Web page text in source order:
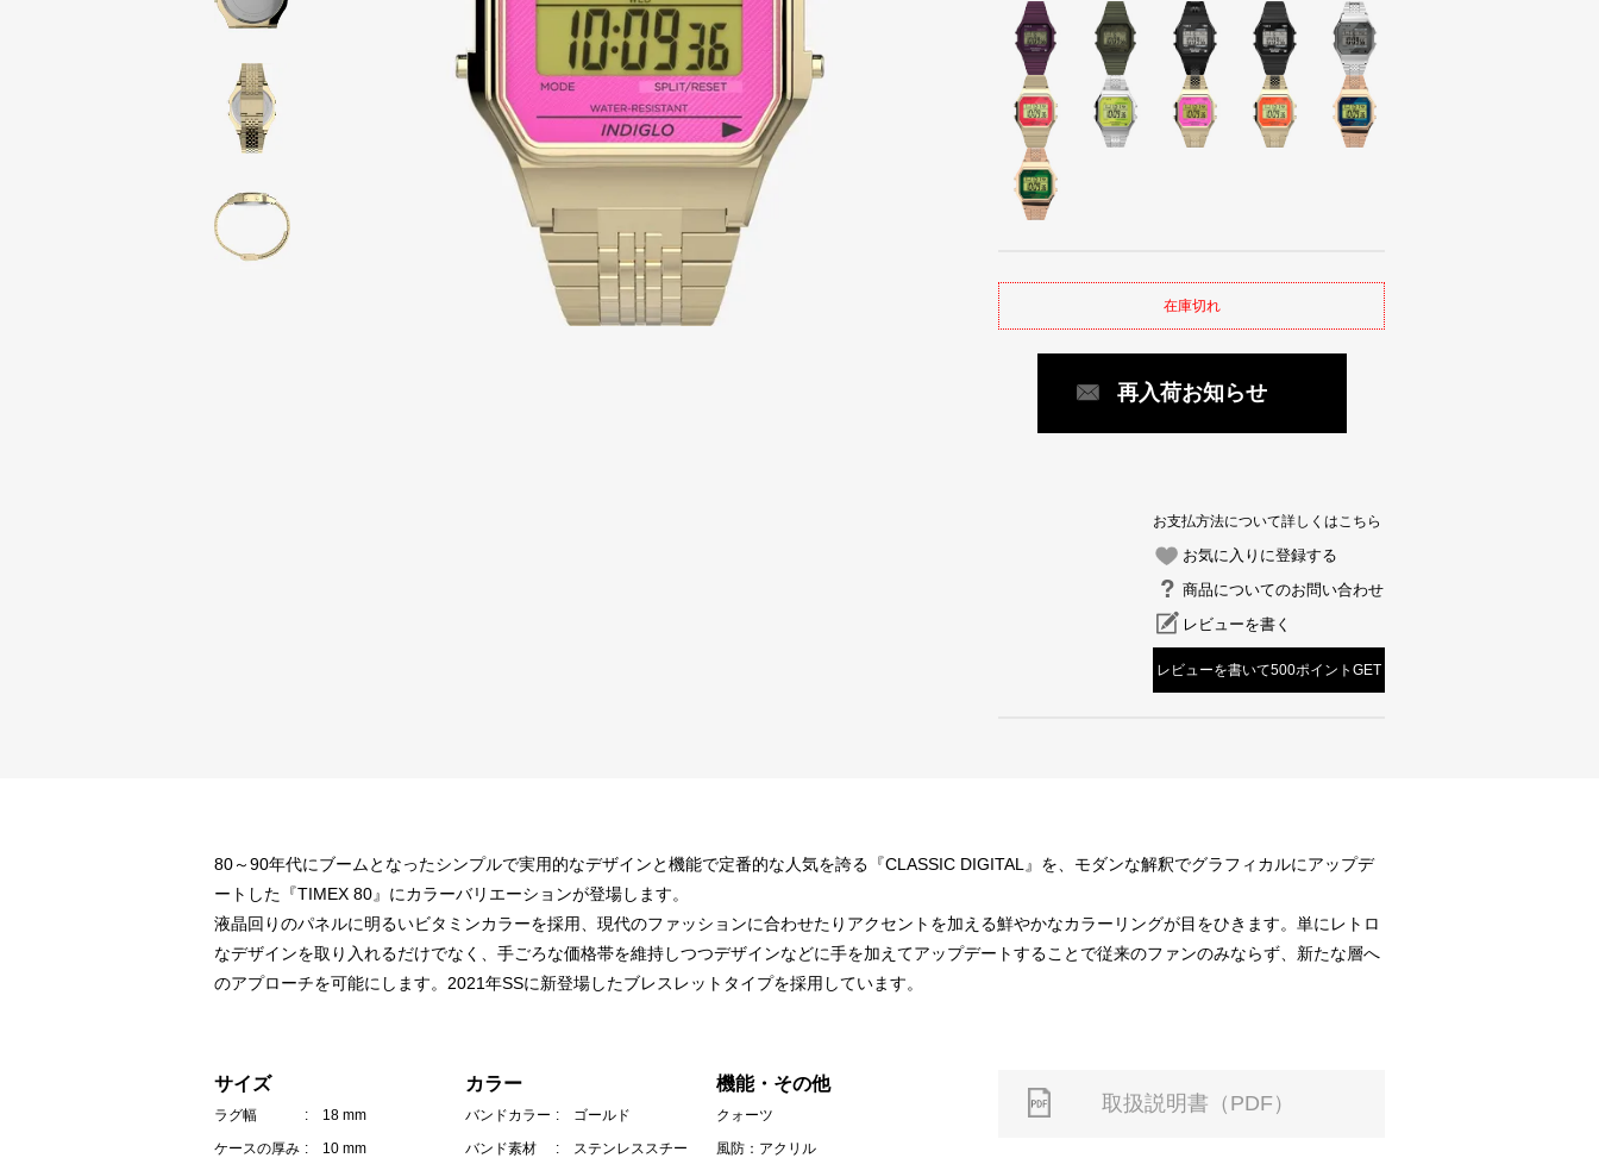
在庫切れ
再入荷お知らせ
お支払方法について詳しくはこちら
お気に入りに登録する
商品についてのお問い合わせ
レビューを書く
レビューを書いて500ポイントGET
80～90年代にブームとなったシンプルで実用的なデザインと機能で定番的な人気を誇る『CLASSIC DIGITAL』を、モダンな解釈でグラフィカルにアップデ
ートした『TIMEX 80』にカラーバリエーションが登場します。
液晶回りのパネルに明るいビタミンカラーを採用、現代のファッションに合わせたりアクセントを加える鮮やかなカラーリングが目をひきます。単にレトロ
なデザインを取り入れるだけでなく、手ごろな価格帯を維持しつつデザインなどに手を加えてアップデートすることで従来のファンのみならず、新たな層へ
のアプローチを可能にします。2021年SSに新登場したブレスレットタイプを採用しています。
サイズ
ラグ幅
: 18 mm
ケースの厚み : 10 mm
カラー
バンドカラー : ゴールド
バンド素材
: ステンレススチー
機能・その他
クォーツ
風防：アクリル
取扱説明書（PDF）